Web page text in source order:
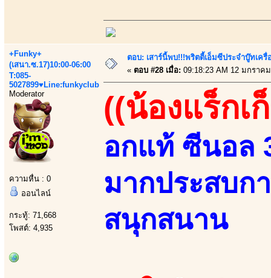
+Funky+
(เสนา.ซ.17)10:00-06:00
T:085-
5027899♥Line:funkyclub
Moderator
ความหื่น : 0
ออนไลน์
กระทู้: 71,668
โพสต์: 4,935
ตอบ: เสาร์นี้พบ!!!พริตตี้เอ็มซีประจำบู๊ทเค
« ตอบ #28 เมื่อ: 09:18:23 AM 12 มกราค
((น้องแร็กเ
อกแท้ ซีนอล
มากประสบก
สนุกสนาน